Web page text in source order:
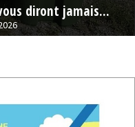
diront jamais...